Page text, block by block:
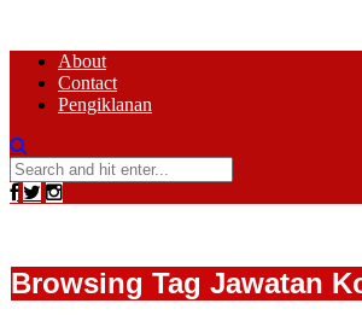
About
Contact
Pengiklanan
Browsing Tag Jawatan